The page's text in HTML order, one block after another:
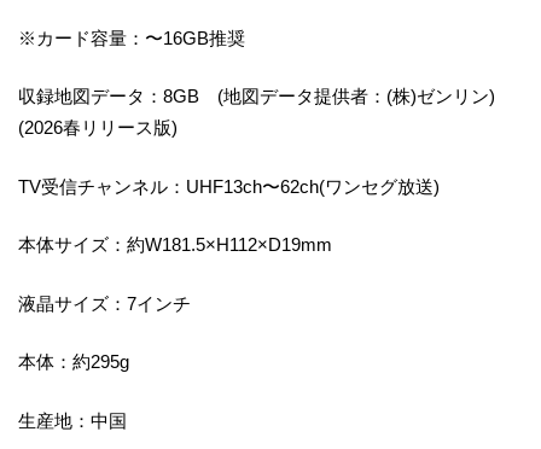
※カード容量：〜16GB推奨
収録地図データ：8GB (地図データ提供者：(株)ゼンリン)
(2026春リリース版)
TV受信チャンネル：UHF13ch〜62ch(ワンセグ放送)
本体サイズ：約W181.5×H112×D19mm
液晶サイズ：7インチ
本体：約295g
生産地：中国